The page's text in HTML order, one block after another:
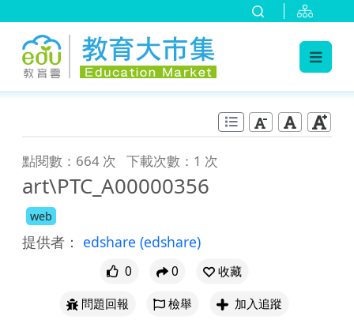
點閱數：664 次 下載次數：1 次
art\PTC_A00000356
web
提供者： edshare (edshare)
0 0
收藏
問題回報
檢舉 加入追蹤